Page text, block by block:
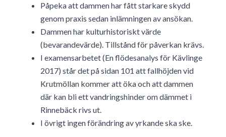
Påpeka att dammen har fått starkare skydd
genom praxis sedan inlämningen av ansökan.
Dammen har kulturhistoriskt värde
(bevarandevärde). Tillstånd för påverkan krävs.
I examensarbetet (En flödesanalys för Kävlinge
2017) står det på sidan 101 att fallhöjden vid
Krutmöllan kommer att öka och att dammen
där kan bli ett vandringshinder om dämmet i
Rinnebäck rivs ut.
I övrigt ingen förändring av yrkande ska ske.